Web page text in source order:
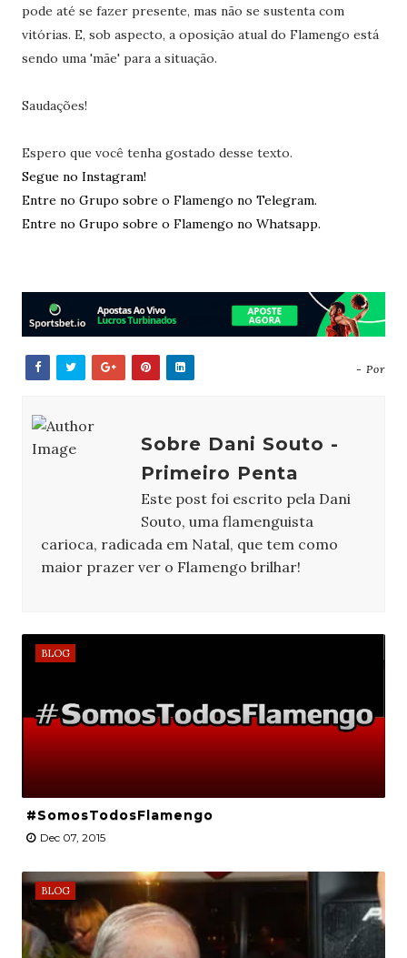
pode até se fazer presente, mas não se sustenta com
vitórias. E, sob aspecto, a oposição atual do Flamengo está
sendo uma 'mãe' para a situação.
Saudações!
Espero que você tenha gostado desse texto.
Segue no Instagram!
Entre no Grupo sobre o Flamengo no Telegram.
Entre no Grupo sobre o Flamengo no Whatsapp.
- Por
Sobre Dani Souto -
Primeiro Penta
Este post foi escrito pela Dani
Souto, uma flamenguista
carioca, radicada em Natal, que tem como
maior prazer ver o Flamengo brilhar!
BLOG
#SomosTodosFlamengo
Dec 07, 2015
BLOG